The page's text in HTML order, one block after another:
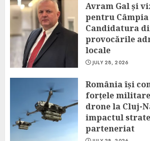
Avram Gal și
pentru
Candidatura
provocările
locale
JULY 28, 2026
România își
forțele
drone la Cluj-
impactul
parteneriat